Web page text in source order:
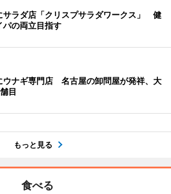
サラダ店「クリスプサラダワークス」 健
パの両立目指す
ウナギ専門店 名古屋の卸問屋が発祥、大
目
もっと見る
食べる